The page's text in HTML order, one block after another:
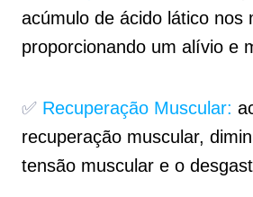
acúmulo de ácido lático nos
proporcionando um alívio e
✅ Recuperação Muscular:
recuperação muscular,
tensão muscular e o